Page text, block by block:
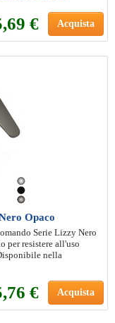
,69 € Acquista
Opaco
Serie Lizzy Nero
per resistere all'uso
nella
,76 € Acquista